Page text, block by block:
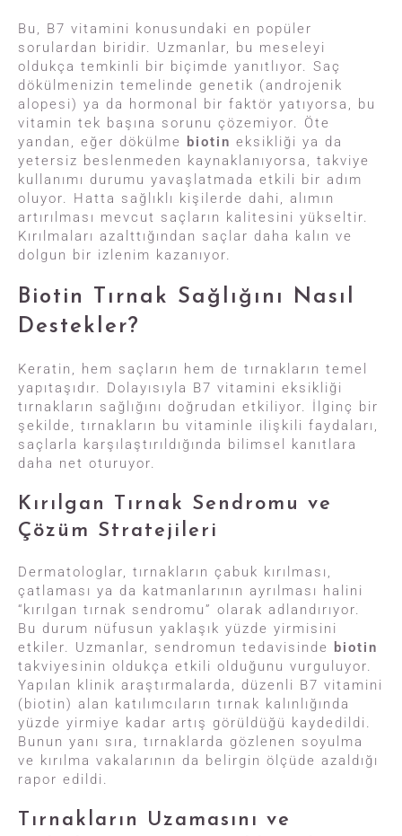
Bu, B7 vitamini konusundaki en popüler
sorulardan biridir. Uzmanlar, bu meseleyi
oldukça temkinli bir biçimde yanıtlıyor. Saç
dökülmenizin temelinde genetik (androjenik
alopesi) ya da hormonal bir faktör yatıyorsa, bu
vitamin tek başına sorunu çözemiyor. Öte
yandan, eğer dökülme biotin eksikliği ya da
yetersiz beslenmeden kaynaklanıyorsa, takviye
kullanımı durumu yavaşlatmada etkili bir adım
oluyor. Hatta sağlıklı kişilerde dahi, alımın
artırılması mevcut saçların kalitesini yükseltir.
Kırılmaları azalttığından saçlar daha kalın ve
dolgun bir izlenim kazanıyor.
Biotin Tırnak Sağlığını Nasıl
Destekler?
Keratin, hem saçların hem de tırnakların temel
yapıtaşıdır. Dolayısıyla B7 vitamini eksikliği
tırnakların sağlığını doğrudan etkiliyor. İlginç bir
şekilde, tırnakların bu vitaminle ilişkili faydaları,
saçlarla karşılaştırıldığında bilimsel kanıtlara
daha net oturuyor.
Kırılgan Tırnak Sendromu ve
Çözüm Stratejileri
Dermatologlar, tırnakların çabuk kırılması,
çatlaması ya da katmanlarının ayrılması halini
“kırılgan tırnak sendromu” olarak adlandırıyor.
Bu durum nüfusun yaklaşık yüzde yirmisini
etkiler. Uzmanlar, sendromun tedavisinde biotin
takviyesinin oldukça etkili olduğunu vurguluyor.
Yapılan klinik araştırmalarda, düzenli B7 vitamini
(biotin) alan katılımcıların tırnak kalınlığında
yüzde yirmiye kadar artış görüldüğü kaydedildi.
Bunun yanı sıra, tırnaklarda gözlenen soyulma
ve kırılma vakalarının da belirgin ölçüde azaldığı
rapor edildi.
Tırnakların Uzamasını ve